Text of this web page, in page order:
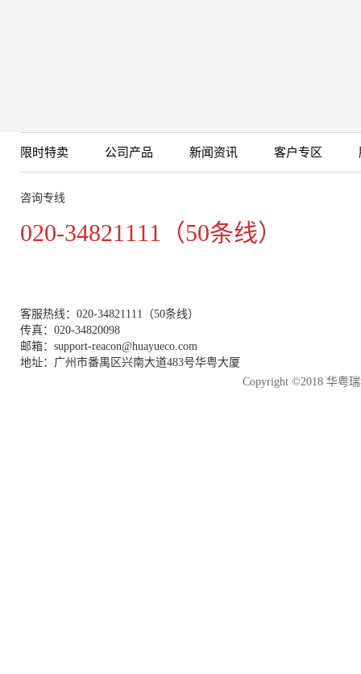
限时特卖 公司产品 新闻资讯 客户专区
咨询专线
020-34821111（50条线）
客服热线：020-34821111（50条线）
传真：020-34820098
邮箱：support-reacon@huayueco.com
地址：广州市番禺区兴南大道483号华粤大厦
Copyright ©2018 华粤